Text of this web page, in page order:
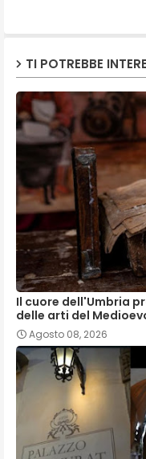
TI POTREBBE
Il cuore dell'Umbria
delle arti del
Agosto 08, 2026